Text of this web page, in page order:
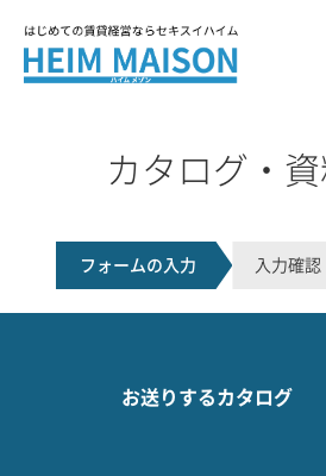
カタログ・
フォームの入力 入力確認
お送りするカタログ